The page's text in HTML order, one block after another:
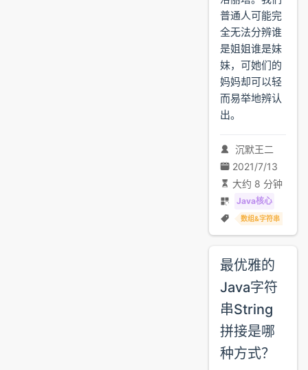
普通人可能完
全无法分辨谁
是姐姐谁是妹
妹，可她们的
妈妈却可以轻
而易举地辨认
出。
沉默王二
2021/7/13
大约 8 分钟
Java核心
数组&字符串
最优雅的
Java字符
串String
拼接是哪
种方式？